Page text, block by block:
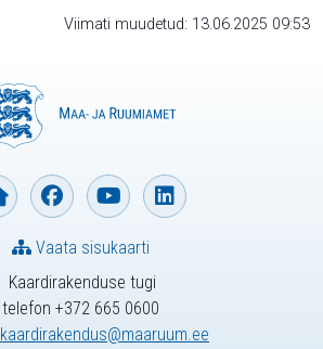
Viimati muudetud: 13.06.2025 09:53
Kaardirakenduse tugi
telefon +372 665 0600
kaardirakendus@maaruum.ee
Vaata sisukaarti